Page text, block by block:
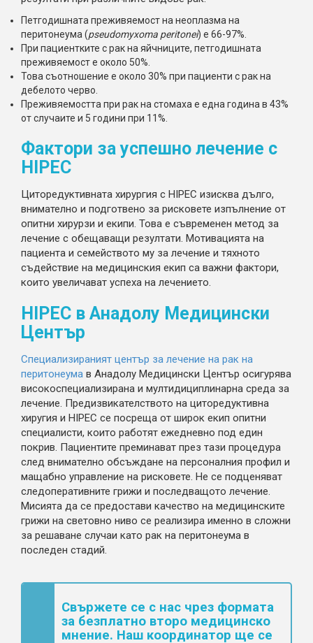
Петгодишната преживяемост на неоплазма на
перитонеума (pseudomyxoma peritonei) е 66-97%.
При пациентките с рак на яйчниците, петгодишната
преживяемост е около 50%.
Това съотношение е около 30% при пациенти с рак на
дебелото черво.
Преживяемостта при рак на стомаха е една година в 43%
от случаите и 5 години при 11%.
Фактори за успешно лечение с
HIPEC
Циторедуктивната хирургия с HIPEC изисква дълго,
внимателно и подготвено за рисковете изпълнение от
опитни хирурзи и екипи. Това е съвременен метод за
лечение с обещаващи резултати. Мотивацията на
пациента и семейството му за лечение и тяхното
съдействие на медицинския екип са важни фактори,
които увеличават успеха на лечението.
HIPEC в Анадолу Медицински
Център
Специализираният център за лечение на рак на
перитонеума в Анадолу Медицински Център осигурява
високоспециализирана и мултидициплинарна среда за
лечение. Предизвикателството на циторедуктивна
хиругия и HIPEC се посреща от широк екип опитни
специалисти, които работят ежедневно под един
покрив. Пациентите преминават през тази процедура
след внимателно обсъждане на персоналния профил и
мащабно управление на рисковете. Не се подценяват
следоперативните грижи и последващото лечение.
Мисията да се предостави качество на медицинските
грижи на световно ниво се реализира именно в сложни
за решаване случаи като рак на перитонеума в
последен стадий.
Свържете се с нас чрез формата
за безплатно второ медицинско
мнение. Наш координатор ще се